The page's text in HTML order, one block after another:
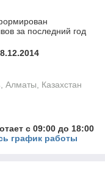
за последний год
Алматы, Казахстан
с 09:00 до 18:00
график работы